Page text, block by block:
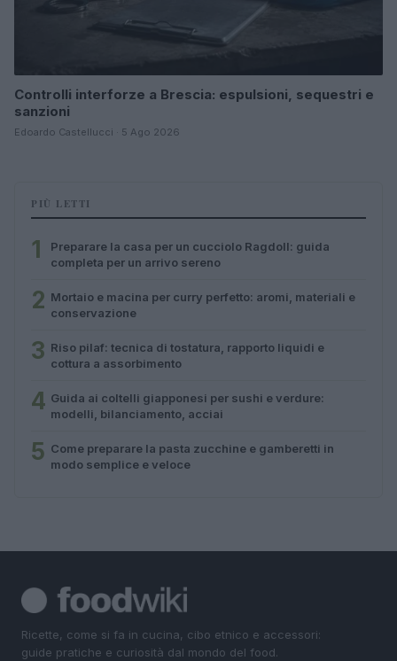
Controlli interforze a Brescia: espulsioni, sequestri e
sanzioni
Edoardo Castellucci · 5 Ago 2026
PIÙ LETTI
1
Preparare la casa per un cucciolo Ragdoll: guida
completa per un arrivo sereno
2 Mortaio e macina per curry perfetto: aromi, materiali e
conservazione
3 Riso pilaf: tecnica di tostatura, rapporto liquidi e
cottura a assorbimento
4 Guida ai coltelli giapponesi per sushi e verdure:
modelli, bilanciamento, acciai
5 Come preparare la pasta zucchine e gamberetti in
modo semplice e veloce
Ricette, come si fa in cucina, cibo etnico e accessori:
guide pratiche e curiosità dal mondo del food.